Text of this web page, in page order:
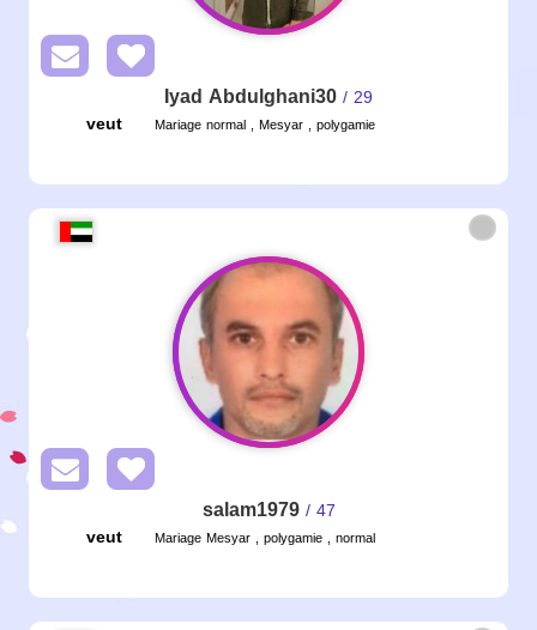
Iyad Abdulghani30/ 29
veut
Mariage normal , Mesyar , polygamie
salam1979 / 47
veut
Mariage Mesyar , polygamie , normal